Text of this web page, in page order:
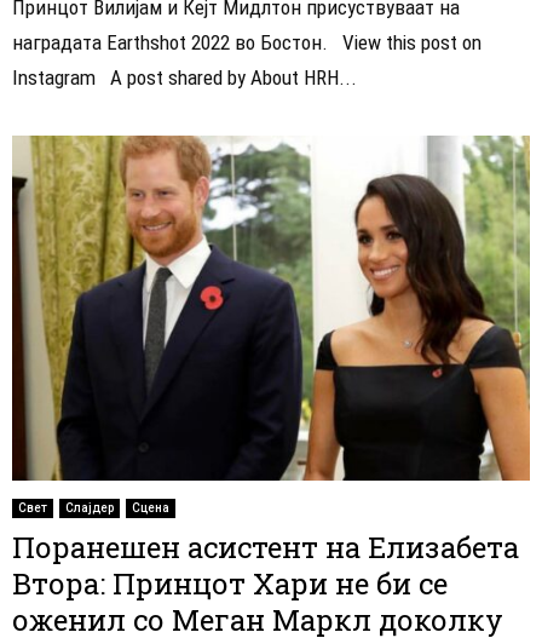
Принцот Вилијам и Кејт Мидлтон присуствуваат на
наградата Earthshot 2022 во Бостон. View this post on
Instagram A post shared by About HRH...
Свет Слајдер Сцена
Поранешен асистент на Елизабета
Втора: Принцот Хари не би се
оженил со Меган Маркл доколку